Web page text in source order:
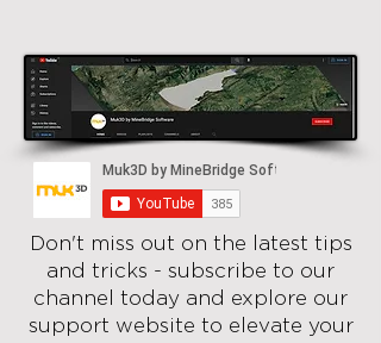
Don't miss out on the latest tips
and tricks - subscribe to our
channel today and explore our
support website to elevate your